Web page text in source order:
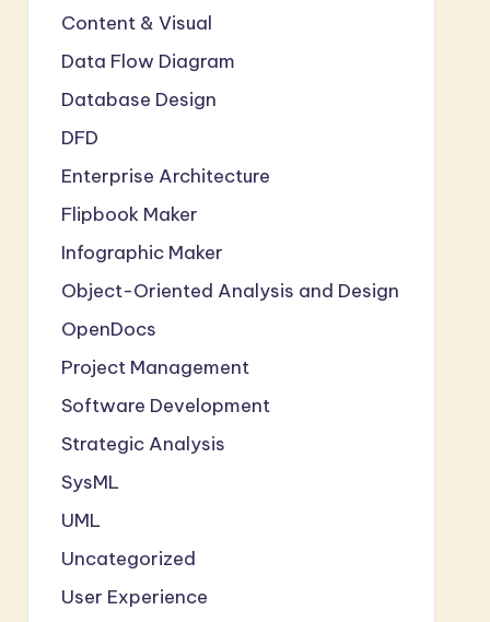
Content & Visual
Data Flow Diagram
Database Design
DFD
Enterprise Architecture
Flipbook Maker
Infographic Maker
Object-Oriented Analysis and Design
OpenDocs
Project Management
Software Development
Strategic Analysis
SysML
UML
Uncategorized
User Experience